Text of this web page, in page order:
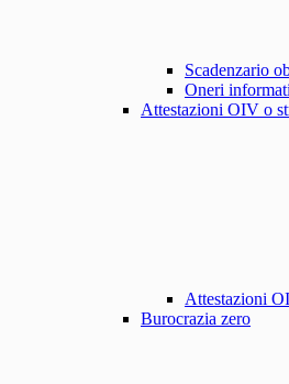
Scadenzario
Oneri
Attestazioni OIV o
Attestazioni
Burocrazia zero